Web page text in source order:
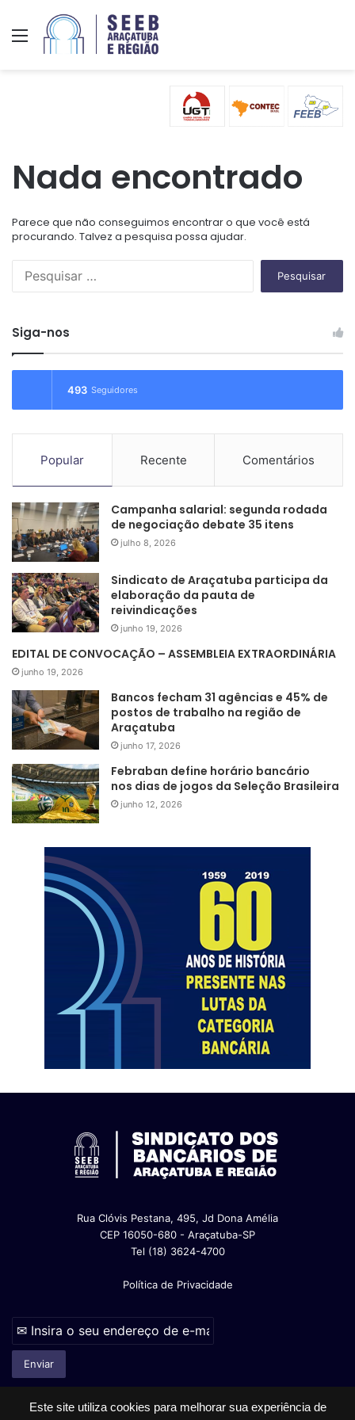
Este site utiliza cookies para melhorar sua experiência de
Menu
Nada encontrado
Parece que não conseguimos encontrar o que você está
procurando. Talvez a pesquisa possa ajudar.
i
s
o
:
Siga-nos
493 Seguidores
Popular Recente Comentários
Campanha salarial: segunda rodada
de negociação debate 35 itens
julho 8, 2026
Sindicato de Araçatuba participa da
elaboração da pauta de
reivindicações
junho 19, 2026
EDITAL DE CONVOCAÇÃO – ASSEMBLEIA EXTRAORDINÁRIA
junho 19, 2026
Bancos fecham 31 agências e 45% de
postos de trabalho na região de
Araçatuba
junho 17, 2026
Febraban define horário bancário
nos dias de jogos da Seleção Brasileira
junho 12, 2026
Rua Clóvis Pestana, 495, Jd Dona Amélia
CEP 16050-680 - Araçatuba-SP
Tel (18) 3624-4700
Política de Privacidade